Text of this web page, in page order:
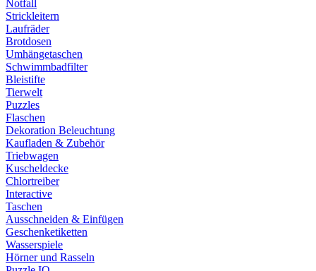
Notfall
Strickleitern
Laufräder
Brotdosen
Umhängetaschen
Schwimmbadfilter
Bleistifte
Tierwelt
Puzzles
Flaschen
Dekoration Beleuchtung
Kaufladen & Zubehör
Triebwagen
Kuscheldecke
Chlortreiber
Interactive
Taschen
Ausschneiden & Einfügen
Geschenketiketten
Wasserspiele
Hörner und Rasseln